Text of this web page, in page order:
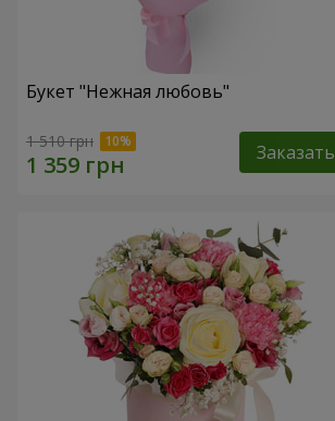
Букет "Нежная любовь"
1 510 грн Заказать